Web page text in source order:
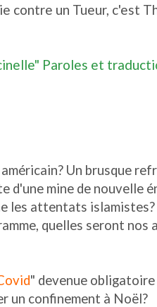
contre un Tueur, c'est
Paroles et
Un brusque
d'une mine de nouvelle
les attentats islamistes?
quelles seront nos
" devenue
un confinement à Noël?